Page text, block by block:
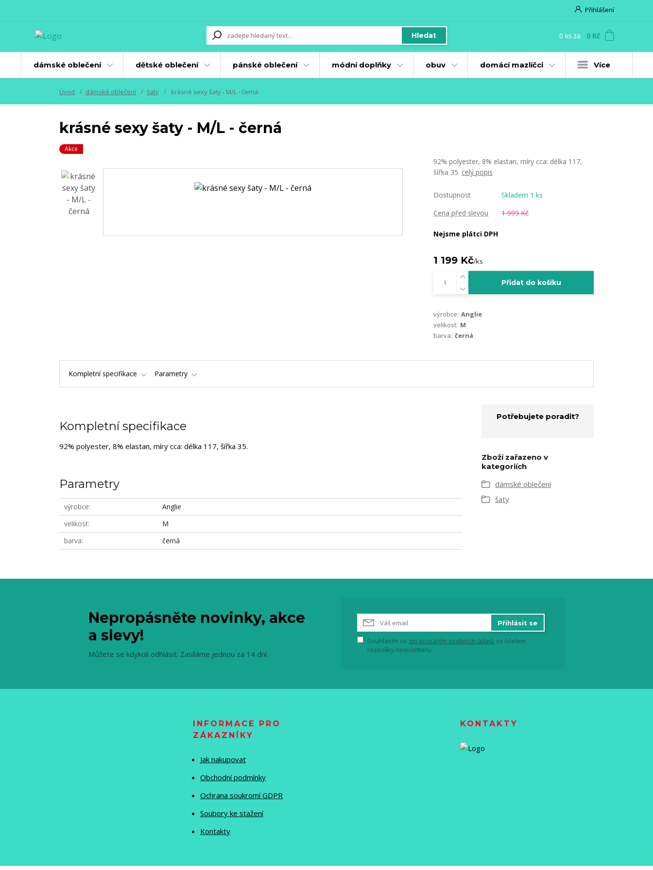
Přihlášení
Hledat 0 ks za 0 Kč
dámské oblečení dětské oblečení pánské oblečení módní doplňky obuv domácí mazlíčci Více
Úvod dámské oblečení šaty krásné sexy šaty - M/L - černá
krásné sexy šaty - M/L - černá
Akce
92% polyester, 8% elastan, míry cca: délka 117,
šířka 35. celý popis
Dostupnost
Skladem 1 ks
Cena před slevou
1 999 Kč
Nejsme plátci DPH
1 199 Kč/ks
Přidat do košíku
výrobce: Anglie
velikost: M
barva: černá
Kompletní specifikace Parametry
Kompletní specifikace
92% polyester, 8% elastan, míry cca: délka 117, šířka 35.
Parametry
výrobce
Anglie
velikost
M
barva
černá
Potřebujete poradit?
Zboží zařazeno v
kategoriích
dámské oblečení
šaty
Nepropásněte novinky, akce
a slevy!
Můžete se kdykoli odhlásit. Zasíláme jednou za 14 dní.
Přihlásit se
Souhlasím se zpracováním osobních údajů za účelem
rozesílky newsletteru.
INFORMACE PRO
ZÁKAZNÍKY
Jak nakupovat
Obchodní podmínky
Ochrana soukromí GDPR
Soubory ke stažení
Kontakty
KONTAKTY